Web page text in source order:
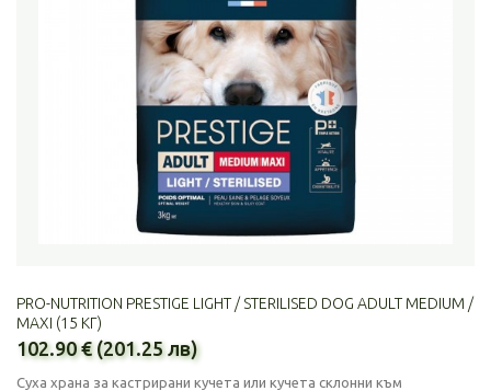
PRO-NUTRITION PRESTIGE LIGHT / STERILISED DOG ADULT MEDIUM /
MAXI (15 КГ)
102.90 € (201.25 лв)
Суха храна за кастрирани кучета или кучета склонни към